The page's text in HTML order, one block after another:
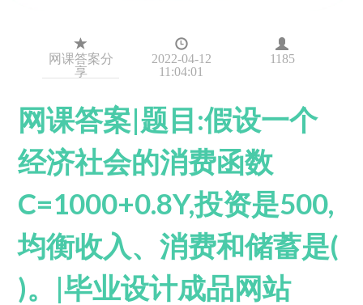
网课答案分
享
2022-04-12
11:04:01
1185
网课答案|题目:假设一个
经济社会的消费函数
C=1000+0.8Y,投资是500,
均衡收入、消费和储蓄是(
)。|毕业设计成品网站